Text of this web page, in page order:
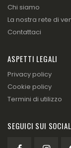
Chi siamo
La nostra rete di
Contattaci
ASPETTI LEGALI
Privacy policy
Cookie policy
Termini di utilizzo
SEGUICI SUI SOCIAL